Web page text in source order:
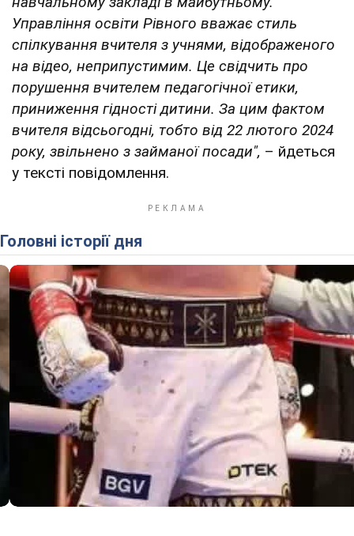
Управління освіти Рівного вважає стиль
спілкування вчителя з учнями, відображеного
на відео, неприпустимим. Це свідчить про
порушення вчителем педагогічної етики,
приниження гідності дитини. За цим фактом
вчителя відсьогодні, тобто від 22 лютого 2024
року, звільнено з займаної посади", – йдеться
у тексті повідомлення.
Головні історії дня